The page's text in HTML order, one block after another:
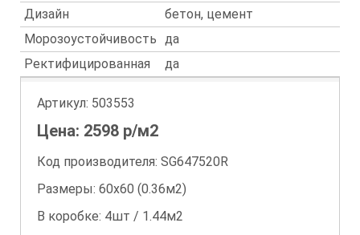
Дизайн
бетон, цемент
Морозоустойчивость да
Ректифицированная
да
Артикул: 503553
Цена: 2598 р/м2
Код производителя: SG647520R
Размеры: 60х60 (0.36м2)
В коробке: 4шт / 1.44м2